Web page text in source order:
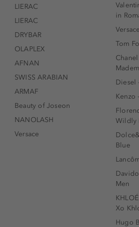
LIERAC
LIERAC
DRYBAR
OLAPLEX
AFNAN
SWISS ARABIAN
ARMAF
Beauty of Joseon
NANOLASH
Versace
in
Tom
Diesel
Kenzo
Wildly
Blue
Men
Xo
Hugo